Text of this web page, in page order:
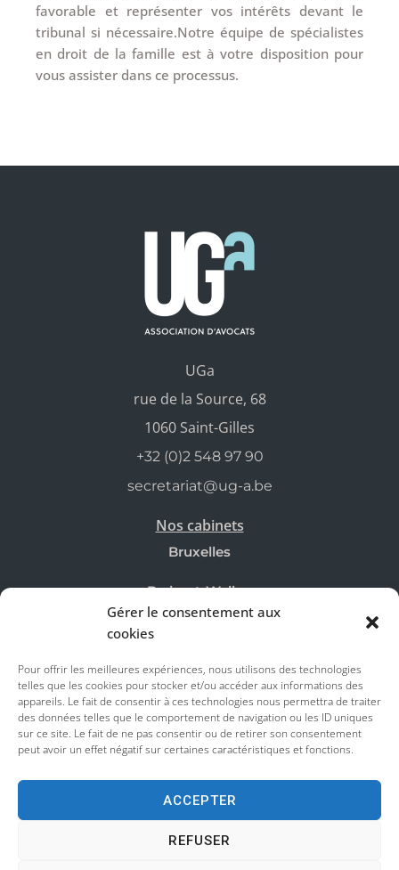
Gérer le consentement aux
cookies
Pour offrir les meilleures expériences, nous utilisons des technologies
telles que les cookies pour stocker et/ou accéder aux informations des
appareils. Le fait de consentir à ces technologies nous permettra de traiter
des données telles que le comportement de navigation ou les ID uniques
sur ce site. Le fait de ne pas consentir ou de retirer son consentement
peut avoir un effet négatif sur certaines caractéristiques et fonctions.
ACCEPTER
REFUSER
favorable et représenter vos intérêts devant le
tribunal si nécessaire.Notre équipe de spécialistes
en droit de la famille est à votre disposition pour
vous assister dans ce processus.
UGa
rue de la Source, 68
1060 Saint-Gilles
+32 (0)2 548 97 90
secretariat@ug-a.be
Nos cabinets
Bruxelles
Brabant-Wallon
Actus & Astuces
Actualités
Astuces
Informations